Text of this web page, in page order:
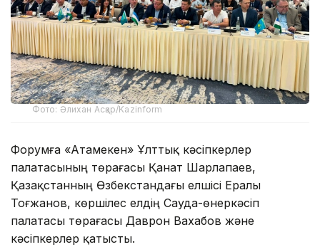
Фото: Әлихан Асқар/Kazinform
Форумға «Атамекен» Ұлттық кәсіпкерлер
палатасының төрағасы Қанат Шарлапаев,
Қазақстанның Өзбекстандағы елшісі Ералы
Тоғжанов, көршілес елдің Сауда-өнеркәсіп
палатасы төрағасы Даврон Вахабов және
кәсіпкерлер қатысты.